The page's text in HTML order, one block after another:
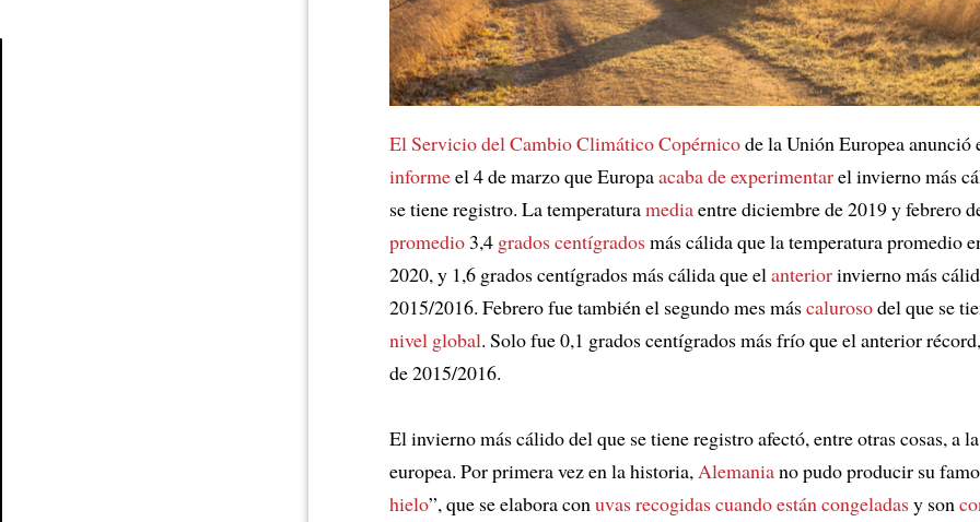
El Servicio del Cambio Climático Copérnicode la Unión Europea anunció
informeel 4 de marzo que Europaacaba de experimentarel invierno más
se tiene registro. La temperaturamediaentre diciembre de 2019 y febrero
promedio 3,4 grados centígradosmás cálida que la temperatura promedio
2020, y 1,6 grados centígrados más cálida que elanteriorinvierno más
2015/2016. Febrero fue también el segundo mes máscalurosodel que se
nivel global. Solo fue 0,1 grados centígrados más frío que el anterior
de 2015/2016.
El invierno más cálido del que se tiene registro afectó, entre otras cosas, a
europea. Por primera vez en la historia,Alemaniano pudo producir su
hielo”, que se elabora conuvas recogidas cuando están congeladasy son